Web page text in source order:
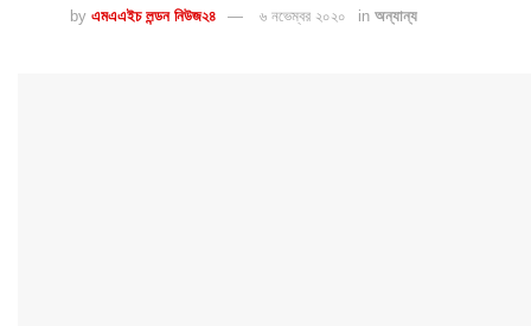
by এমএএইচ লন্ডন নিউজ২৪ ৬ নভেম্বর ২০২০ in অন্যান্য